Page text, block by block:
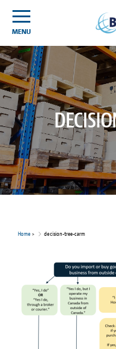
content
MENU
Home > decision-tree-carm